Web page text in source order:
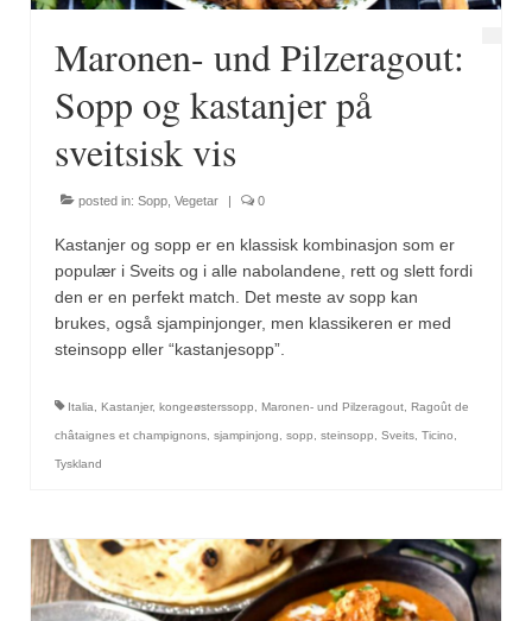
Maronen- und Pilzeragout:
Sopp og kastanjer på
sveitsisk vis
posted in: Sopp Vegetar | 0
Kastanjer og sopp er en klassisk kombinasjon som er
populær i Sveits og i alle nabolandene, rett og slett fordi
den er en perfekt match. Det meste av sopp kan
brukes, også sjampinjonger, men klassikeren er med
steinsopp eller “kastanjesopp”.
Italia Kastanjer, kongeøsterssopp Maronen- und Pilzeragout Ragoût de
châtaignes et champignons sjampinjong sopp steinsopp Sveits Ticino
Tyskland